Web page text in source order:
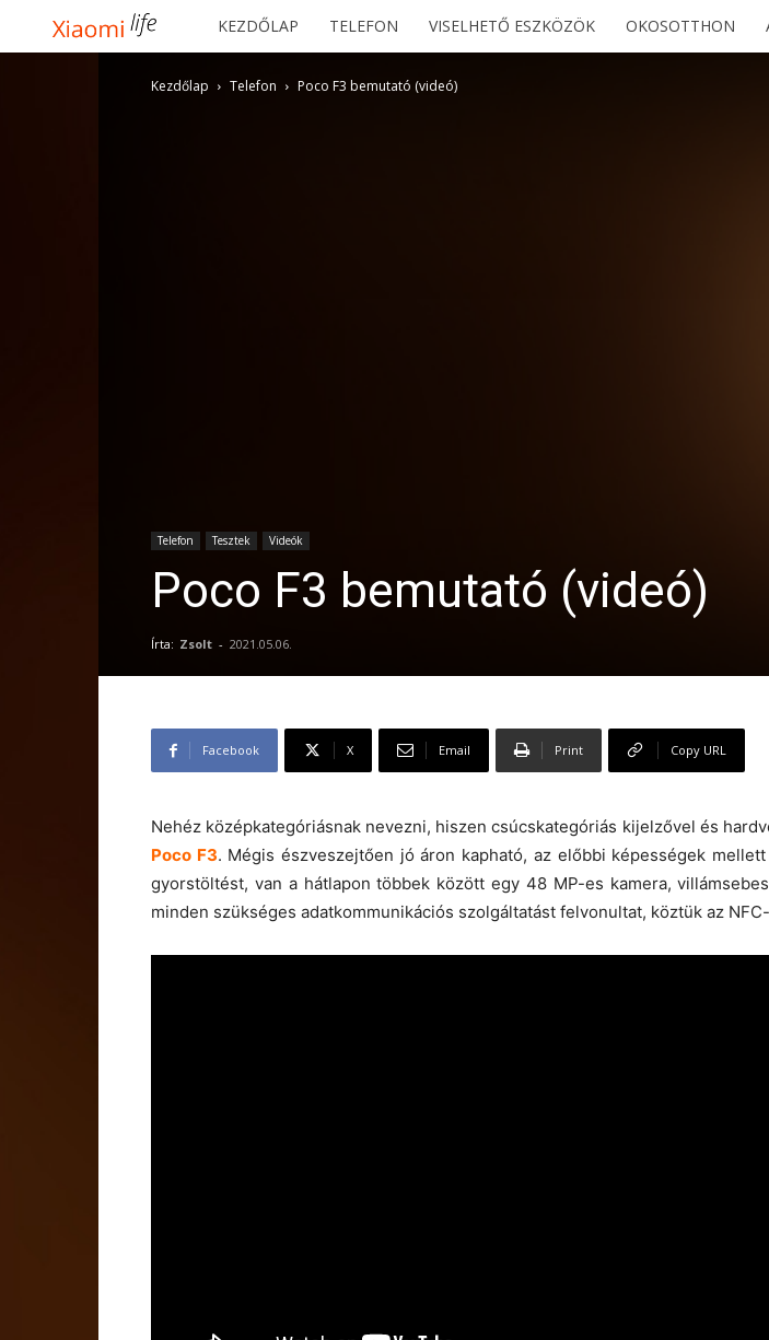
Xiaomilife
KEZDŐLAP TELEFON VISELHETŐ ESZKÖZÖK OKOSOTTHON
Kezdőlap Telefon Poco F3 bemutató (videó)
Telefon Tesztek Videók
Poco F3 bemutató (videó)
Írta: Zsolt - 2021.05.06.
Facebook X Email Print Copy URL
Nehéz középkategóriásnak nevezni, hiszen csúcskategóriás kijelzővel és
Poco F3. Mégis észveszejtően jó áron kapható, az előbbi képességek
gyorstöltést, van a hátlapon többek között egy 48 MP-es kamera,
minden szükséges adatkommunikációs szolgáltatást felvonultat, köztük az